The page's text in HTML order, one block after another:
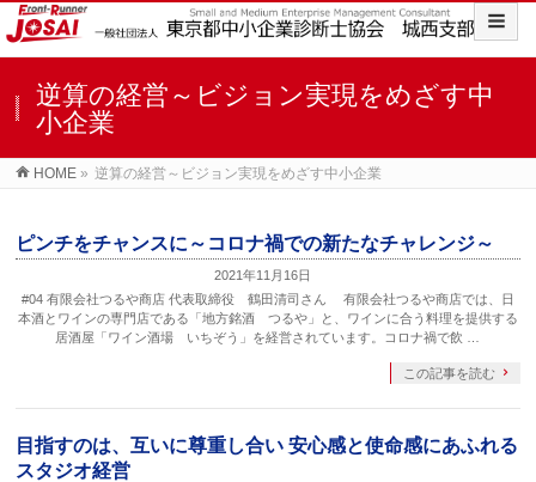
逆算の経営～ビジョン実現をめざす中
小企業
HOME » 逆算の経営～ビジョン実現をめざす中小企業
ピンチをチャンスに～コロナ禍での新たなチャレンジ～
2021年11月16日
#04 有限会社つるや商店 代表取締役 鶴田清司さん 有限会社つるや商店では、日
本酒とワインの専門店である「地方銘酒 つるや」と、ワインに合う料理を提供する
居酒屋「ワイン酒場 いちぞう」を経営されています。コロナ禍で飲 …
この記事を読む
目指すのは、互いに尊重し合い 安心感と使命感にあふれる
スタジオ経営